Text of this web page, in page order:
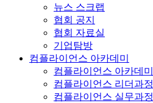
뉴스 스크랩
협회 공지
협회 자료실
기업탐방
컴플라이언스 아카데미
컴플라이언스 아카데미
컴플라이언스 리더과정
컴플라이언스 실무과정